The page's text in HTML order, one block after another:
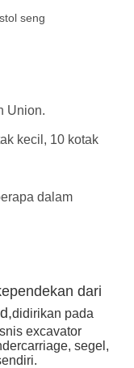
seng
Union.
kecil, 10 kotak
dalam
dari
didirikan pada
excavator
segel,